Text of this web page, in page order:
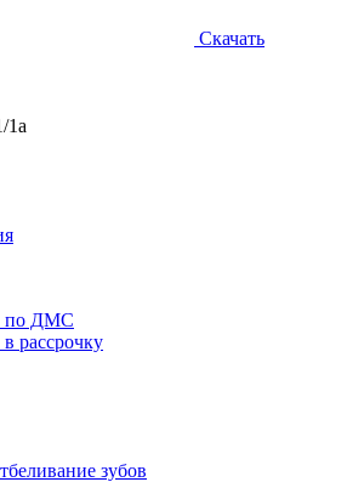
Скачать
1а
по ДМС
рассрочку
зубов